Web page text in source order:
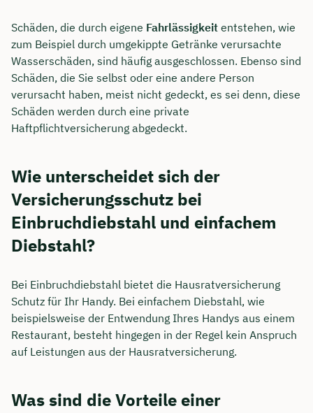
Schäden, die durch eigene Fahrlässigkeit entstehen, wie
zum Beispiel durch umgekippte Getränke verursachte
Wasserschäden, sind häufig ausgeschlossen. Ebenso sind
Schäden, die Sie selbst oder eine andere Person
verursacht haben, meist nicht gedeckt, es sei denn, diese
Schäden werden durch eine private
Haftpflichtversicherung abgedeckt.
Wie unterscheidet sich der
Versicherungsschutz bei
Einbruchdiebstahl und einfachem
Diebstahl?
Bei Einbruchdiebstahl bietet die Hausratversicherung
Schutz für Ihr Handy. Bei einfachem Diebstahl, wie
beispielsweise der Entwendung Ihres Handys aus einem
Restaurant, besteht hingegen in der Regel kein Anspruch
auf Leistungen aus der Hausratversicherung.
Was sind die Vorteile einer